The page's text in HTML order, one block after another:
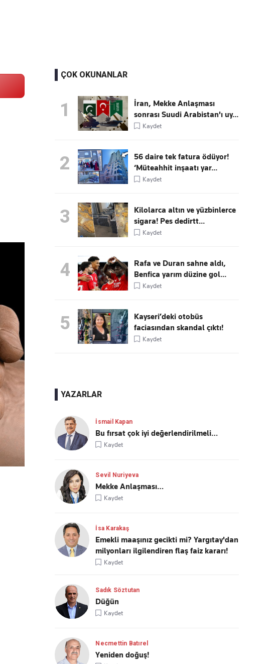
ÇOK OKUNANLAR
1
İran, Mekke Anlaşması
sonrası Suudi Arabistan'ı uy...
Kaydet
2
56 daire tek fatura ödüyor!
‘Müteahhit inşaatı yar...
Kaydet
3
Kilolarca altın ve yüzbinlerce
sigara! Pes dedirtt...
Kaydet
4
Rafa ve Duran sahne aldı,
Benfica yarım düzine gol...
Kaydet
5
Kayseri’deki otobüs
faciasından skandal çıktı!
Kaydet
YAZARLAR
İsmail Kapan
Bu fırsat çok iyi değerlendirilmeli…
Kaydet
Sevil Nuriyeva
Mekke Anlaşması…
Kaydet
İsa Karakaş
Emekli maaşınız gecikti mi? Yargıtay'dan
milyonları ilgilendiren flaş faiz kararı!
Kaydet
Sadık Söztutan
Düğün
Kaydet
Necmettin Batırel
Yeniden doğuş!